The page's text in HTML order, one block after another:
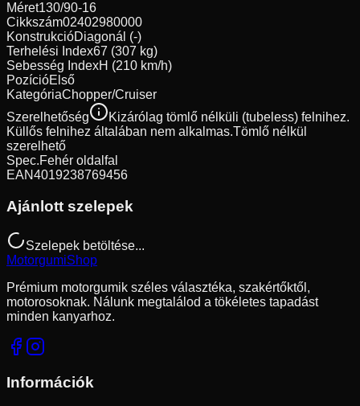
Méret130/90-16
Cikkszám02402980000
KonstrukcióDiagonál (-)
Terhelési Index67 (307 kg)
Sebesség IndexH (210 km/h)
PozícióElső
KategóriaChopper/Cruiser
Szerelhetőség
Kizárólag tömlő nélküli (tubeless) felnihez.
Küllős felnihez általában nem alkalmas.Tömlő nélkül
szerelhető
Spec.Fehér oldalfal
EAN4019238769456
Ajánlott szelepek
Szelepek betöltése...
MotorgumiShop
Prémium motorgumik széles választéka, szakértőktől,
motorosoknak. Nálunk megtalálod a tökéletes tapadást
minden kanyarhoz.
Információk